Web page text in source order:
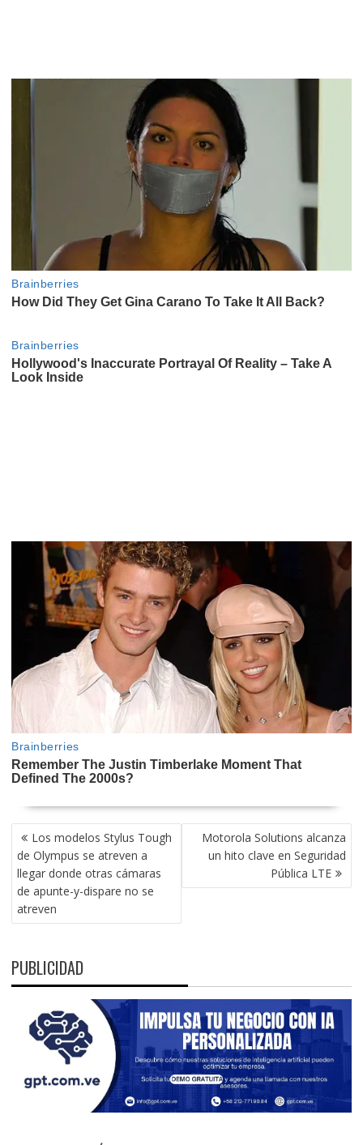
NAVEGACIÓN
DE
ENTRADAS
Los modelos Stylus Tough
de Olympus se atreven a
llegar donde otras cámaras
de apunte-y-dispare no se
atreven
Motorola Solutions alcanza
un hito clave en Seguridad
Pública LTE
PUBLICIDAD